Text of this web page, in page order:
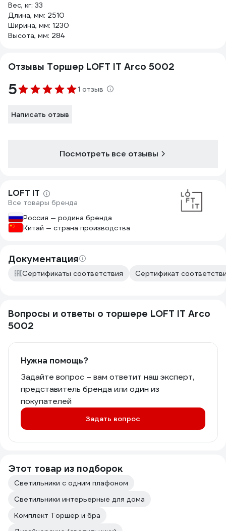
Вес, кг: 33
Длина, мм: 2510
Ширина, мм: 1230
Высота, мм: 284
Отзывы Торшер LOFT IT Arco 5002
5 1 отзыв
Написать отзыв
Посмотреть все отзывы
LOFT IT
Все товары бренда
Россия — родина бренда
Китай — страна производства
Документация
Сертификаты соответствия Сертификат
Вопросы и ответы о торшере LOFT IT Arco
5002
Нужна помощь?
Задайте вопрос – вам ответит наш эксперт,
представитель бренда или один из
покупателей
Задать вопрос
Этот товар из подборок
Светильники с одним плафоном
Светильники интерьерные для дома
Комплект Торшер и бра